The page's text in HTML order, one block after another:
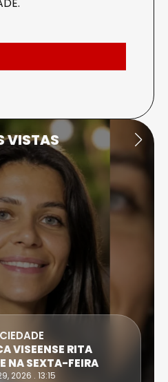
VISTAS
DAIRE SUPERA PROVA
E TORNA-SE
2026 . 16:14